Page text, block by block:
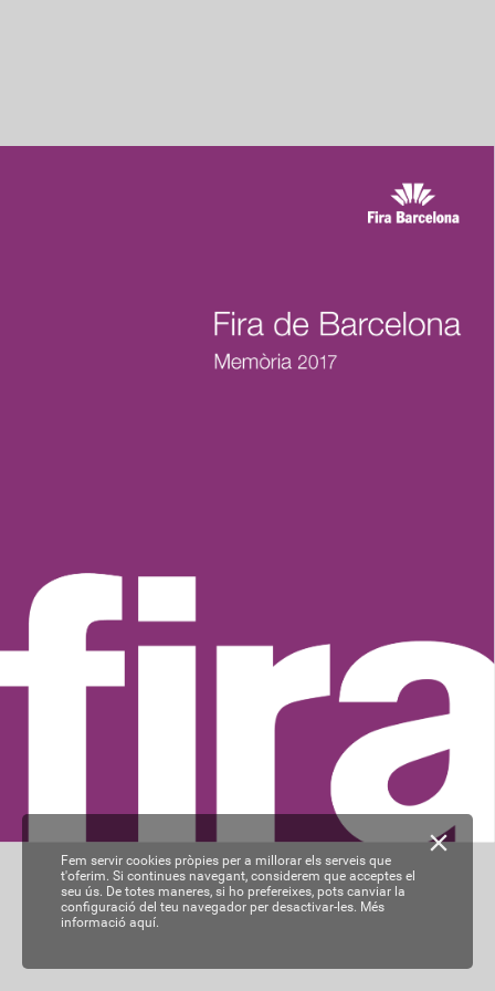
Fem servir cookies pròpies per a millorar els serveis que
t'oferim. Si continues navegant, considerem que acceptes el
seu ús. De totes maneres, si ho prefereixes, pots canviar la
configuració del teu navegador per desactivar-les. Més
informació aquí.